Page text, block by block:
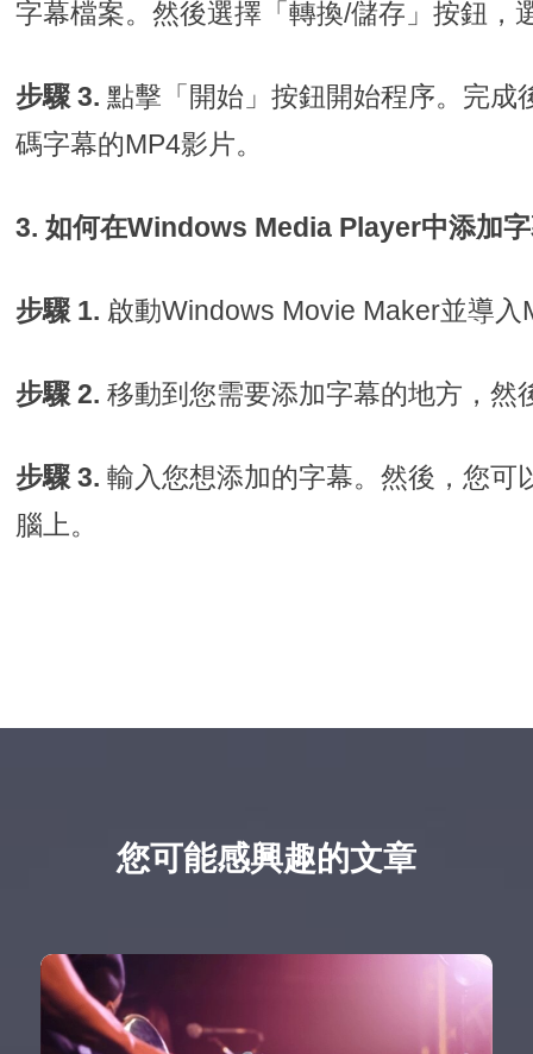
字幕檔案。然後選擇「轉換/儲存」按鈕，
步驟 3.點擊「開始」按鈕開始程序。完成
碼字幕的MP4影片。
3. 如何在Windows Media Player中添加
步驟 1. 啟動Windows Movie Maker並導入
步驟 2.移動到您需要添加字幕的地方，然
步驟 3.輸入您想添加的字幕。然後，您可
腦上。
您可能感興趣的文章